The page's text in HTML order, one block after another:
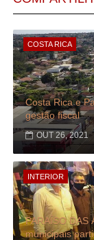
COSTA RICA
Costa Rica e
gestão fiscal
OUT 26, 2021
INTERIOR
PARAÍSO DAS
municipais